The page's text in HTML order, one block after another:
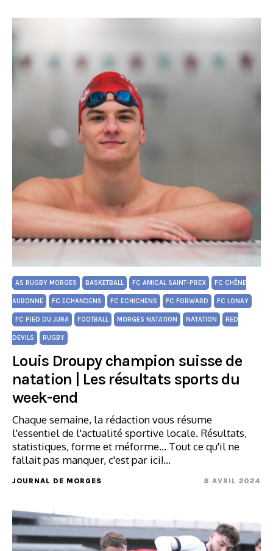
AS RUGBY MORGES BASKETBALL FC AMICAL SAINT-PREX FC CHÊNE
AUBONNE FC ECHANDENS FC ECHICHENS FC FORWARD FC LONAY
FC PIED DU JURA FOOTBALL MORGES NATATION NATATION RED
DEVILS RUGBY
Louis Droupy champion suisse de
natation | Les résultats sports du
week-end
Chaque semaine, la rédaction vous résume
l'essentiel de l'actualité sportive locale. Résultats,
statistiques, forme et méforme... Tout ce qu'il ne
fallait pas manquer, c'est par ici!…
JOURNAL DE MORGES 8 AVRIL 2024